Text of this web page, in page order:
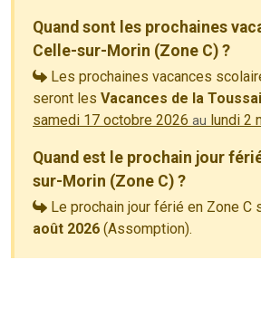
Quand sont les prochaines
Celle-sur-Morin (Zone C) ?
Les prochaines vacances
seront les Vacances de la
samedi 17 octobre 2026 au lundi 2
Quand est le prochain jour
sur-Morin (Zone C) ?
Le prochain jour férié en Zone C
août 2026 (Assomption).